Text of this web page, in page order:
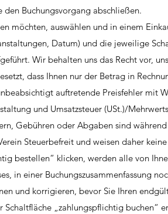
den Buchungsvorgang abschließen.
möchten, auswählen und in einem
Datum) und die jeweilige
Wir behalten uns das Recht vor,
dass Ihnen nur der Betrag in
auftretende Preisfehler mit
und Umsatzsteuer (USt.)/
Gebühren oder Abgaben sind
Steuerbefreit und weisen daher
bestellen“ klicken, werden alle von
in einer Buchungszusammenfassung
und korrigieren, bevor Sie Ihren
„zahlungspflichtig buchen“